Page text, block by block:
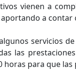
vienen a
a
servicios
las
horas para que